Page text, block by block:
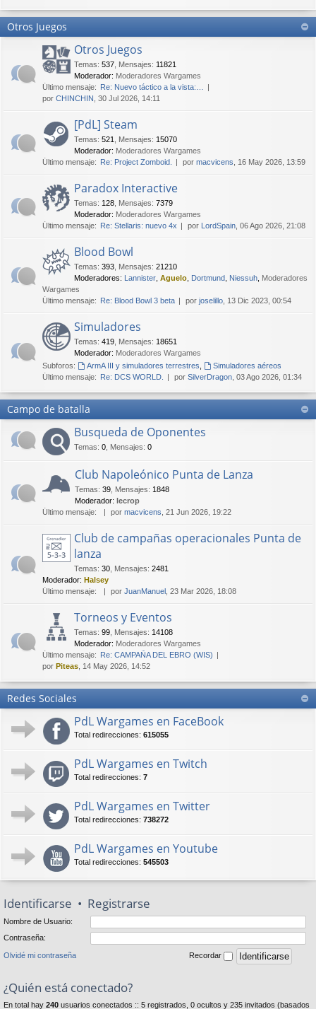
Otros Juegos
Otros Juegos
Temas: 537 Mensajes: 11821
Moderador: Moderadores Wargames
Último mensaje: Re: Nuevo táctico a la vista:…
por CHINCHIN , 30 Jul 2026, 14:11
[PdL] Steam
Temas: 521 Mensajes: 15070
Moderador: Moderadores Wargames
Último mensaje: Re: Project Zomboid. por macvicens , 16 May 2026, 13:59
Paradox Interactive
Temas: 128 Mensajes: 7379
Moderador: Moderadores Wargames
Último mensaje: Re: Stellaris: nuevo 4x por LordSpain , 06 Ago 2026, 21:08
Blood Bowl
Temas: 393 Mensajes: 21210
Moderadores: Lannister Aguelo Dortmund Niessuh Moderadores
Wargames
Último mensaje: Re: Blood Bowl 3 beta por joselillo , 13 Dic 2023, 00:54
Simuladores
Temas: 419 Mensajes: 18651
Moderador: Moderadores Wargames
Subforos:
ArmA III y simuladores terrestres
Simuladores aéreos
Último mensaje: Re: DCS WORLD. por SilverDragon , 03 Ago 2026, 01:34
Campo de batalla
Busqueda de Oponentes
Temas: 0 Mensajes: 0
Club Napoleónico Punta de Lanza
Temas: 39 Mensajes: 1848
Moderador: lecrop
Último mensaje:
por macvicens , 21 Jun 2026, 19:22
Club de campañas operacionales Punta de
lanza
Temas: 30 Mensajes: 2481
Moderador: Halsey
Último mensaje:
por JuanManuel , 23 Mar 2026, 18:08
Torneos y Eventos
Temas: 99 Mensajes: 14108
Moderador: Moderadores Wargames
Último mensaje: Re: CAMPAÑA DEL EBRO (WIS)
por Piteas , 14 May 2026, 14:52
Redes Sociales
PdL Wargames en FaceBook
Total redirecciones: 615055
PdL Wargames en Twitch
Total redirecciones: 7
PdL Wargames en Twitter
Total redirecciones: 738272
PdL Wargames en Youtube
Total redirecciones: 545503
Identificarse • Registrarse
Nombre de Usuario:
Contraseña:
Olvidé mi contraseña Recordar
¿Quién está conectado?
En total hay 240 usuarios conectados :: 5 registrados, 0 ocultos y 235 invitados (basados